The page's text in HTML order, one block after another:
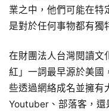
業之中，他們可能在特
是對於任何事物都有獨
在財團法人台灣閱讀文
紅」一詞最早源於美國
些透過網絡成名並擁有
Youtuber、部落客，還